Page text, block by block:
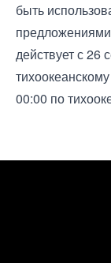
быть
действует с 26
00:00 по